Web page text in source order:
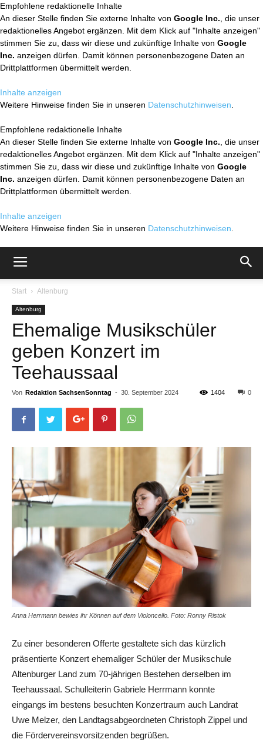
Empfohlene redaktionelle Inhalte
An dieser Stelle finden Sie externe Inhalte von Google Inc. , die unser
redaktionelles Angebot ergänzen. Mit dem Klick auf "Inhalte anzeigen"
stimmen Sie zu, dass wir diese und zukünftige Inhalte von Google
Inc. anzeigen dürfen. Damit können personenbezogene Daten an
Drittplattformen übermittelt werden.
Inhalte anzeigen
Weitere Hinweise finden Sie in unseren Datenschutzhinweisen
Empfohlene redaktionelle Inhalte
An dieser Stelle finden Sie externe Inhalte von Google Inc. , die unser
redaktionelles Angebot ergänzen. Mit dem Klick auf "Inhalte anzeigen"
stimmen Sie zu, dass wir diese und zukünftige Inhalte von Google
Inc. anzeigen dürfen. Damit können personenbezogene Daten an
Drittplattformen übermittelt werden.
Inhalte anzeigen
Weitere Hinweise finden Sie in unseren Datenschutzhinweisen
Start Altenburg
Altenburg
Ehemalige Musikschüler
geben Konzert im
Teehaussaal
Von Redaktion SachsenSonntag - 30. September 2024 0
1404
Anna Herrmann bewies ihr Können auf dem Violoncello. Foto: Ronny Ristok
Zu einer besonderen Offerte gestaltete sich das kürzlich
präsentierte Konzert ehemaliger Schüler der Musikschule
Altenburger Land zum 70-jährigen Bestehen derselben im
Teehaussaal. Schulleiterin Gabriele Herrmann konnte
eingangs im bestens besuchten Konzertraum auch Landrat
Uwe Melzer, den Landtagsabgeordneten Christoph Zippel und
die Fördervereinsvorsitzenden begrüßen.